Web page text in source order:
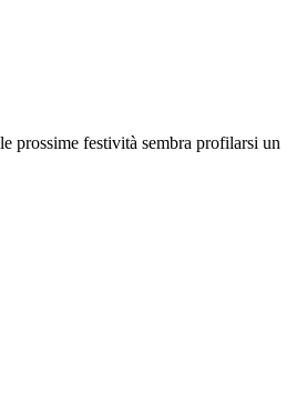
prossime festività sembra profilarsi un